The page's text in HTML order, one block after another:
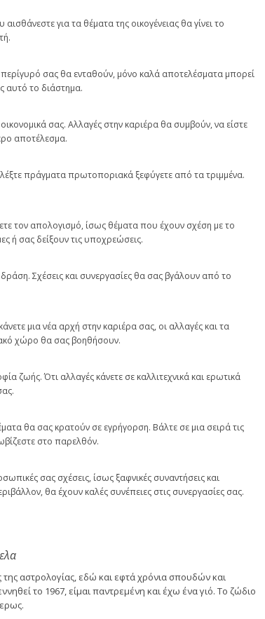
για τα θέματα της οικογένειας θα γίνει το
περίγυρό σας θα ενταθούν, μόνο καλά αποτελέσματα μπορεί
αυτό το διάστημα.
σας. Αλλαγές στην καριέρα θα συμβούν, να είστε
αποτέλεσμα.
πράγματα πρωτοποριακά ξεφύγετε από τα τριμμένα.
τον απολογισμό, ίσως θέματα που έχουν σχέση με το
ή σας δείξουν τις υποχρεώσεις.
Σχέσεις και συνεργασίες θα σας βγάλουν από το
μια νέα αρχή στην καριέρα σας, οι αλλαγές και τα
χώρο θα σας βοηθήσουν.
ζωής. Ότι αλλαγές κάνετε σε καλλιτεχνικά και ερωτικά
θα σας κρατούν σε εγρήγορση. Βάλτε σε μια σειρά τις
στο παρελθόν.
σας σχέσεις, ίσως ξαφνικές συναντήσεις και
θα έχουν καλές συνέπειες στις συνεργασίες σας.
της αστρολογίας, εδώ και εφτά χρόνια σπουδών και
το 1967, είμαι παντρεμένη και έχω ένα γιό. Το ζώδιο